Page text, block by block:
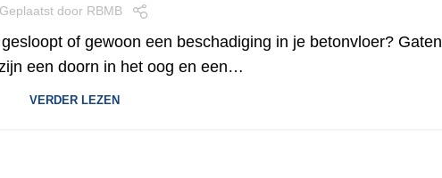
Geplaatst door RBMB
of gewoon een beschadiging in je betonvloer? Gaten
een doorn in het oog en een…
VERDER LEZEN